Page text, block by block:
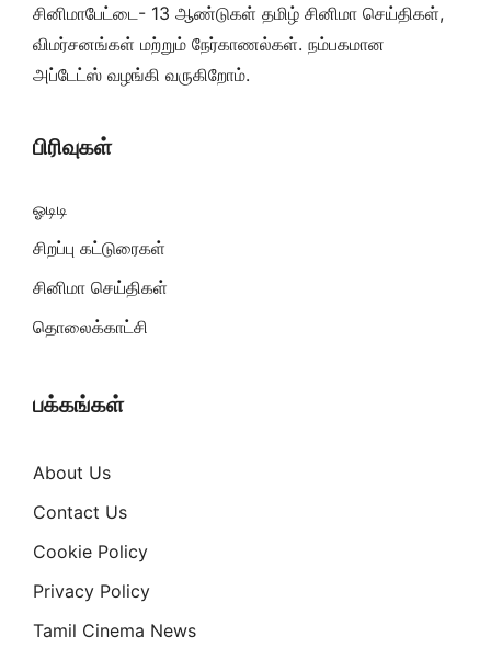
சினிமாபேட்டை- 13 ஆண்டுகள் தமிழ் சினிமா செய்திகள்,
விமர்சனங்கள் மற்றும் நேர்காணல்கள். நம்பகமான
அப்டேட்ஸ் வழங்கி வருகிறோம்.
பிரிவுகள்
ஓடிடி
சிறப்பு கட்டுரைகள்
சினிமா செய்திகள்
தொலைக்காட்சி
பக்கங்கள்
About Us
Contact Us
Cookie Policy
Privacy Policy
Tamil Cinema News